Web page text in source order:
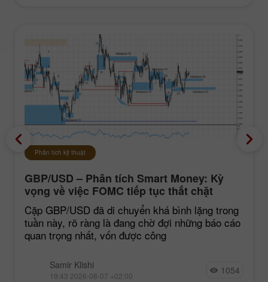
Phân tích kỹ thuật
GBP/USD – Phân tích Smart Money: Kỳ
vọng về việc FOMC tiếp tục thắt chặt
chính sách vẫn ở mức thấp
Cặp GBP/USD đã di chuyển khá bình lặng trong
tuần này, rõ ràng là đang chờ đợi những báo cáo
quan trọng nhất, vốn được công
Samir Klishi
19:43 2026-08-07 +02:00 1054